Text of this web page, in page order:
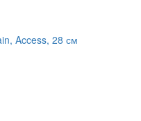
Access, 28 см